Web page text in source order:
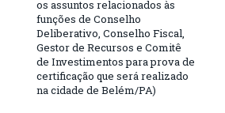
os assuntos relacionados às
funções de Conselho
Deliberativo, Conselho Fiscal,
Gestor de Recursos e Comitê
de Investimentos para prova de
certificação que será realizado
na cidade de Belém/PA)